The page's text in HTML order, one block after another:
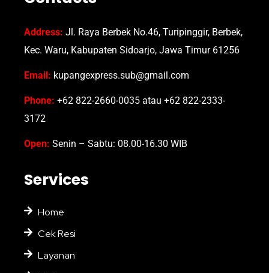
Address: Jl. Raya Berbek No.46, Turipinggir, Berbek,
Kec. Waru, Kabupaten Sidoarjo, Jawa Timur 61256
Email: kupangexpress.sub@gmail.com
Phone: +62 822-2660-0035 atau +62 822-2333-
3172
Open: Senin – Sabtu: 08.00-16.30 WIB
Services
Home
Cek Resi
Layanan